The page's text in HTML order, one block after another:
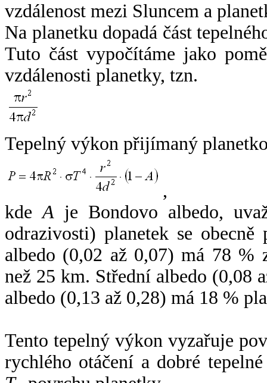
vzdálenost mezi Sluncem a
Na planetku dopadá část
Tuto část vypočítáme jako
vzdálenosti planetky, tzn.
Tepelný výkon přijímaný
,
kdeA je Bondovo albedo,
odrazivosti) planetek se
albedo (0,02 až 0,07) má 78 %
než 25 km. Střední albedo (0,08
albedo (0,13 až 0,28) má 18 %
Tento tepelný výkon vyzařuje
rychlého otáčení a dobré